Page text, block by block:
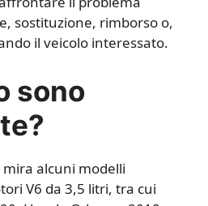
sostituzione, rimborso o,
il veicolo interessato.
sono
mira alcuni modelli
V6 da 3,5 litri, tra cui